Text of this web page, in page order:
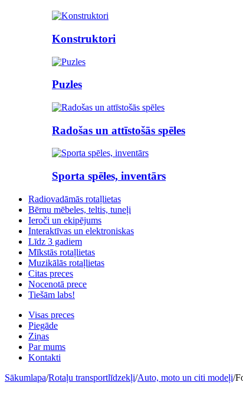
Konstruktori
Puzles
Radošas un attīstošās spēles
Sporta spēles, inventārs
Radiovadāmās rotaļlietas
Bērnu mēbeles, teltis, tuneļi
Ieroči un ekipējums
Interaktīvas un elektroniskas
Līdz 3 gadiem
Mīkstās rotaļlietas
Muzikālās rotaļlietas
Citas preces
Nocenotā prece
Tiešām labs!
Visas preces
Piegāde
Ziņas
Par mums
Kontakti
Sākumlapa/Rotaļu transportlīdzekļi/Auto, moto un citi modeļi/